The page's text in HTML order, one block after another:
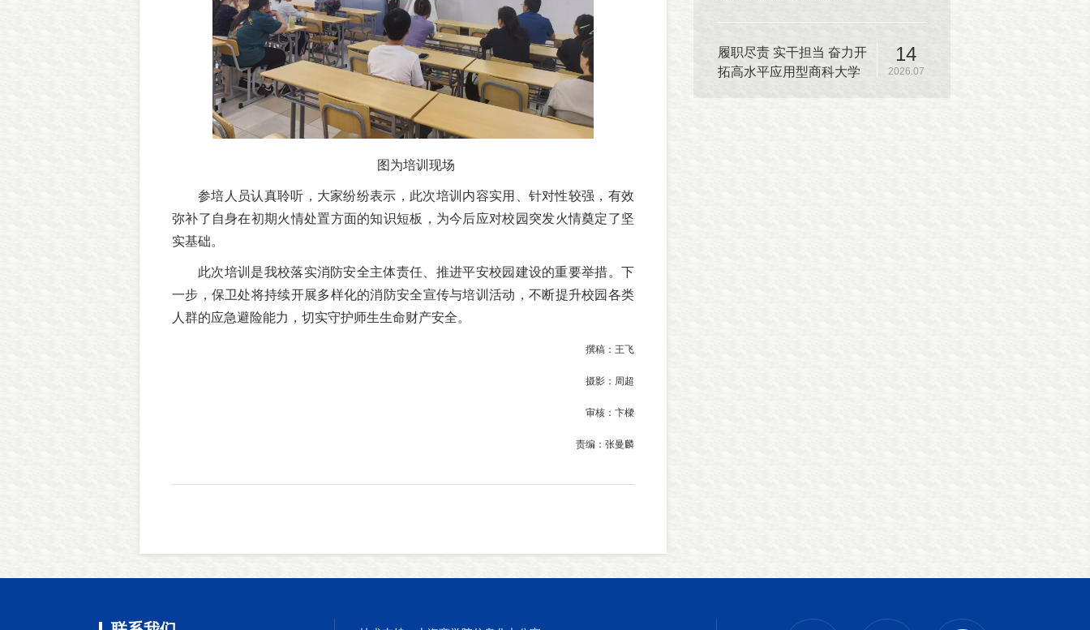
图为培训现场
参培人员认真聆听，大家纷纷表示，此次培训内容实用、针对性较强，有效
弥补了自身在初期火情处置方面的知识短板，为今后应对校园突发火情奠定了坚
实基础。
此次培训是我校落实消防安全主体责任、推进平安校园建设的重要举措。下
一步，保卫处将持续开展多样化的消防安全宣传与培训活动，不断提升校园各类
人群的应急避险能力，切实守护师生生命财产安全。
撰稿：王飞
摄影：周超
审核：卞樑
责编：张曼麟
14
2026.07
履职尽责 实干担当 奋力开
拓高水平应用型商科大学